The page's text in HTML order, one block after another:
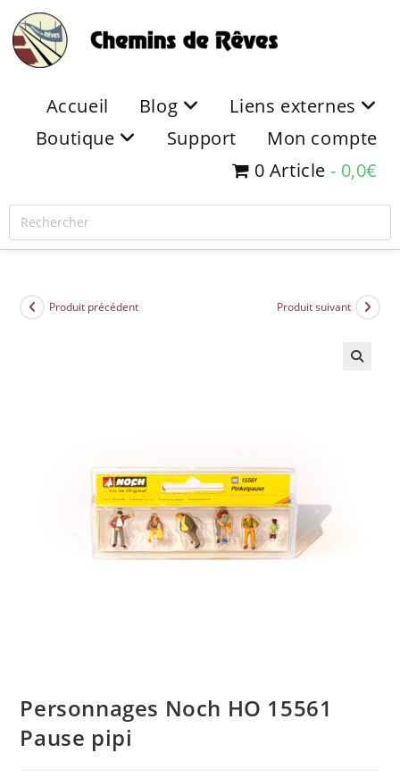
Accueil Blog
Liens externes
Boutique
Support
Mon compte
0 Article
0,0€
Produit précédent Produit suivant
Personnages Noch HO 15561
Pause pipi